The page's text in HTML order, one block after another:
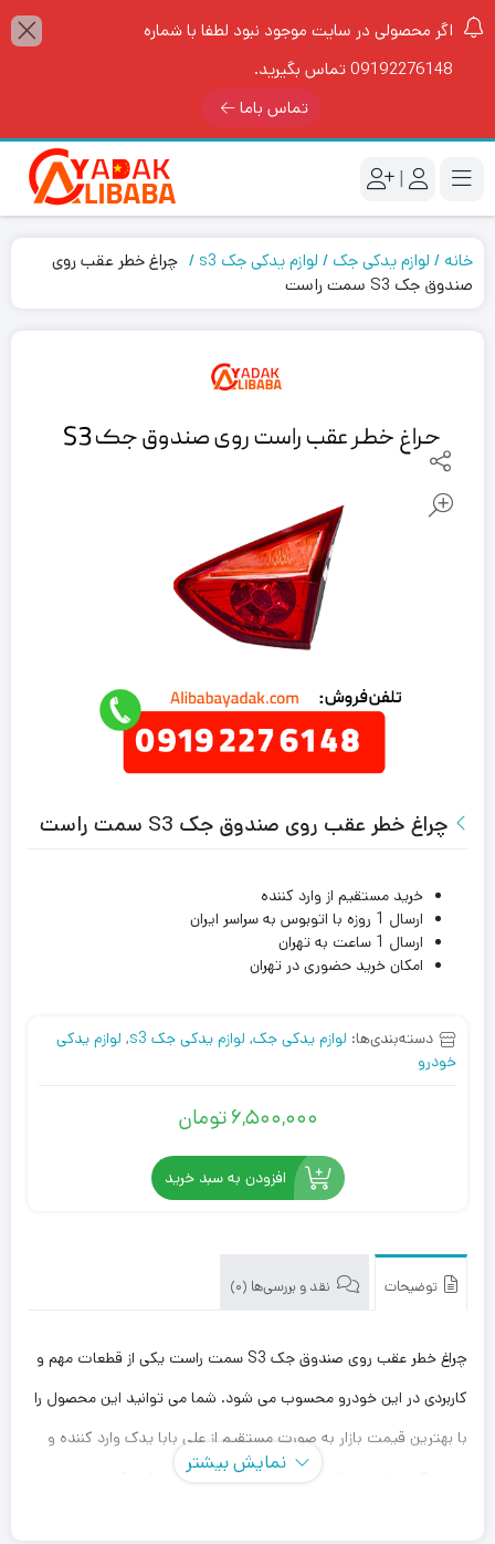
اگر محصولی در سایت موجود نبود لطفا با شماره
09192276148 تماس بگیرید.
تماس باما
|
خانه لوازم یدکی جک لوازم یدکی جک s3
چراغ خطر عقب روی
صندوق جک S3 سمت راست
چراغ خطر عقب روی صندوق جک S3 سمت راست
خرید مستقیم از وارد کننده
ارسال 1 روزه با اتوبوس به سراسر ایران
ارسال 1 ساعت به تهران
امکان خرید حضوری در تهران
دسته‌بندی‌ها: لوازم یدکی جک, لوازم یدکی جک s3 , لوازم یدکی
خودرو
6,500,000 تومان
افزودن به سبد خرید
توضیحات نقد و بررسی‌ها (0)
چراغ خطر عقب روی صندوق جک S3 سمت راست یکی از قطعات مهم و
کاربردی در این خودرو محسوب می شود. شما می توانید این محصول را
با بهترین قیمت بازار به صورت مستقیم از علی بابا یدک وارد کننده و
، با بهترین قیمت خریداری کنید. توجه
نمایش بیشتر